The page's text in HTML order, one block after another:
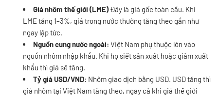
Giá nhôm thế giới (LME)Đây là giá gốc toàn cầu. Khi
LME tăng 1–3%, giá trong nước thường tăng theo gần như
ngay lập tức.
Nguồn cung nước ngoài: Việt Nam phụ thuộc lớn vào
nguồn nhôm nhập khẩu. Khi họ siết sản xuất hoặc giảm xuất
khẩu thì giá sẽ tăng.
Tỷ giá USD/VND: Nhôm giao dịch bằng USD. USD tăng thì
giá nhôm tại Việt Nam tăng theo, ngay cả khi giá thế giới